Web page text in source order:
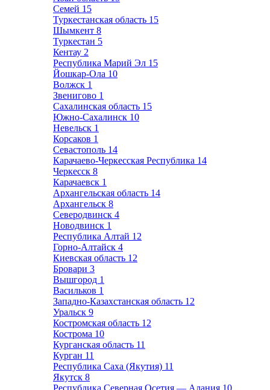
Семей 15
Туркестанская область 15
Шымкент 8
Туркестан 5
Кентау 2
Республика Марий Эл 15
Йошкар-Ола 10
Волжск 1
Звенигово 1
Сахалинская область 15
Южно-Сахалинск 10
Невельск 1
Корсаков 1
Севастополь 14
Карачаево-Черкесская Республика 14
Черкесск 8
Карачаевск 1
Архангельская область 14
Архангельск 8
Северодвинск 4
Новодвинск 1
Республика Алтай 12
Горно-Алтайск 4
Киевская область 12
Бровари 3
Вышгород 1
Васильков 1
Западно-Казахстанская область 12
Уральск 9
Костромская область 12
Кострома 10
Курганская область 11
Курган 11
Республика Саха (Якутия) 11
Якутск 8
Республика Северная Осетия — Алания 10